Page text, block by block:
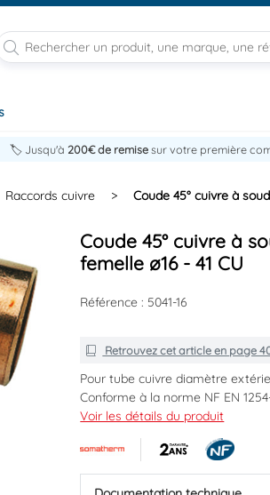
🏷️ Jusqu'à 200€ de remisesur votre première
Raccords cuivre > Coude 45° cuivre à
Coude 45° cuivre à souder double
femelle ø16 - 41 CU
Référence : 5041-16
Retrouvez cet article en page
Pour tube cuivre diamètre
Conforme à la norme NF EN
Marque : SOMATHERM
Code EAN : 3383955411167
Voir les détails du produit